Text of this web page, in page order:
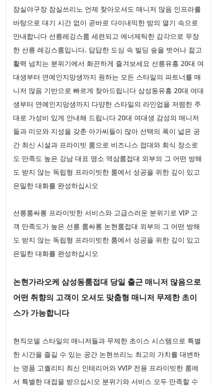
잠실야구장 잠실쓰리노 언제 찾아오셔도 매니저 많음 인프라를
바탕으로 대기 시간 없이 곧바로 다이내믹한 밤의 열기 속으로
안내합니다 선릉레깅스룸 세련되고 에너제틱한 감각으로 무장
한 선릉 레깅스룸입니다. 답답한 도심 속 빌딩 숲을 벗어나 젊고
활력 넘치는 분위기에서 화끈하게 즐겨보세요 선릉유흥 20대 여
대생부터 연예인지망생까지 원하는 모든 스타일의 파트너를 매
니저 많음 기반으로 빠르게 찾아드립니다 삼성동유흥 20대 여대
생부터 연예인지망생까지 다양한 스타일의 라인업을 저렴한 주
대로 가성비 있게 안내해 드립니다 20대 여대생 감성의 매니저
들과 미모와 지성을 갖춘 아가씨들이 많아 선택의 폭이 넓은 공
간 최신 시설과 프라이빗 룸으로 비즈니스 접대와 회식 장소로
도 만족도 높은 강남 대표 명소 역삼룸접대 외부의 그 어떤 방해
도 받지 않는 독립형 프라이빗한 룸에서 성공을 위한 깊이 있고
은밀한 대화를 완성하십시오
선릉룸싸롱 프라이빗한 서비스와 고급스러운 분위기로 VIP 고
객 만족도가 높은 선릉 룸싸롱 논현룸접대 외부의 그 어떤 방해
도 받지 않는 독립형 프라이빗한 룸에서 성공을 위한 깊이 있고
은밀한 대화를 완성하십시오
논현가라오케 삼성동룸접대 당일 출근 매니저 많음으로
어떤 취향의 고객이 오셔도 맞춤형 매니저 무제한 초이
스가 가능합니다
현직모델 스타일의 매니저들과 무제한 초이스 시스템으로 특별
한 시간을 즐길 수 있는 공간 논현쓰리노 최고의 가치를 대변하
는 명품 고퀄리티 최신 인테리어와 VVIP 전용 프라이빗한 룸에
서 특별한 대접을 받으십시오 분위기와 서비스 모두 만족할 수